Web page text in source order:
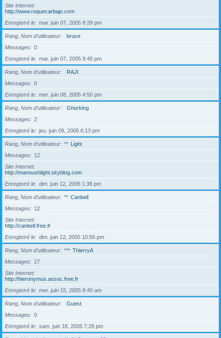
Site Internet
http://www.roquecarbajo.com
Enregistré le
mar. juin 07, 2005 8:39 pm
Rang, Nom d’utilisateur
bruce
Messages
0
Enregistré le
mar. juin 07, 2005 9:45 pm
Rang, Nom d’utilisateur
RAJI
Messages
0
Enregistré le
mer. juin 08, 2005 4:50 pm
Rang, Nom d’utilisateur
Gherking
Messages
2
Enregistré le
jeu. juin 09, 2005 6:13 pm
Rang, Nom d’utilisateur ** Light
Messages
12
Site Internet
http://manoushlight.skyblog.com
Enregistré le
dim. juin 12, 2005 1:38 pm
Rang, Nom d’utilisateur ** Canbell
Messages
12
Site Internet
http://canbell.free.fr
Enregistré le
dim. juin 12, 2005 10:56 pm
Rang, Nom d’utilisateur *** ThierryA
Messages
27
Site Internet
http://hieronymus.assoc.free.fr
Enregistré le
mer. juin 15, 2005 8:40 am
Rang, Nom d’utilisateur
Guest
Messages
0
Enregistré le
sam. juin 18, 2005 7:28 pm